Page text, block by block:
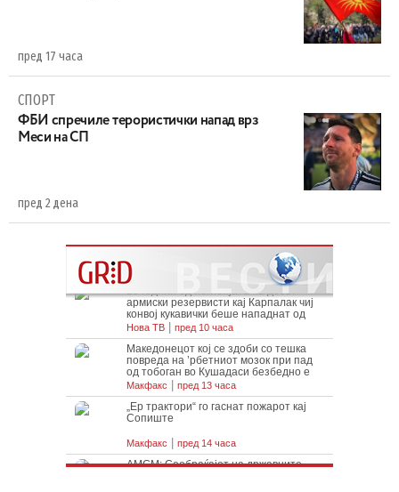
пред 17 часа
СПОРТ
ФБИ спречиле терористички напад врз
Меси на СП
пред 2 дена